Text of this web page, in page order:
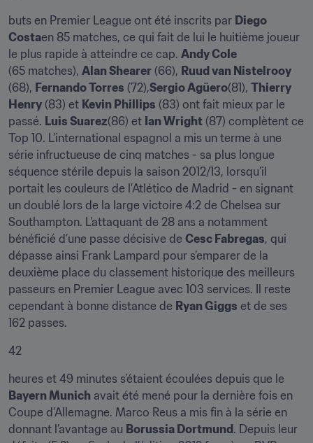
buts en Premier League ont été inscrits par Diego
Costaen 85 matches, ce qui fait de lui le huitième joueur
le plus rapide à atteindre ce cap. Andy Cole
(65 matches), Alan Shearer (66), Ruud van Nistelrooy
(68), Fernando Torres (72),Sergio Agüero(81), Thierry
Henry (83) et Kevin Phillips (83) ont fait mieux par le
passé. Luis Suarez(86) et Ian Wright (87) complètent ce
Top 10. L’international espagnol a mis un terme à une
série infructueuse de cinq matches - sa plus longue
séquence stérile depuis la saison 2012/13, lorsqu’il
portait les couleurs de l’Atlético de Madrid - en signant
un doublé lors de la large victoire 4:2 de Chelsea sur
Southampton. L’attaquant de 28 ans a notamment
bénéficié d’une passe décisive de Cesc Fabregas, qui
dépasse ainsi Frank Lampard pour s’emparer de la
deuxième place du classement historique des meilleurs
passeurs en Premier League avec 103 services. Il reste
cependant à bonne distance de Ryan Giggs et de ses
162 passes.
42
Bayern Munich avait été mené pour la dernière fois en
Coupe d’Allemagne. Marco Reus a mis fin à la série en
donnant l’avantage au Borussia Dortmund . Depuis leur